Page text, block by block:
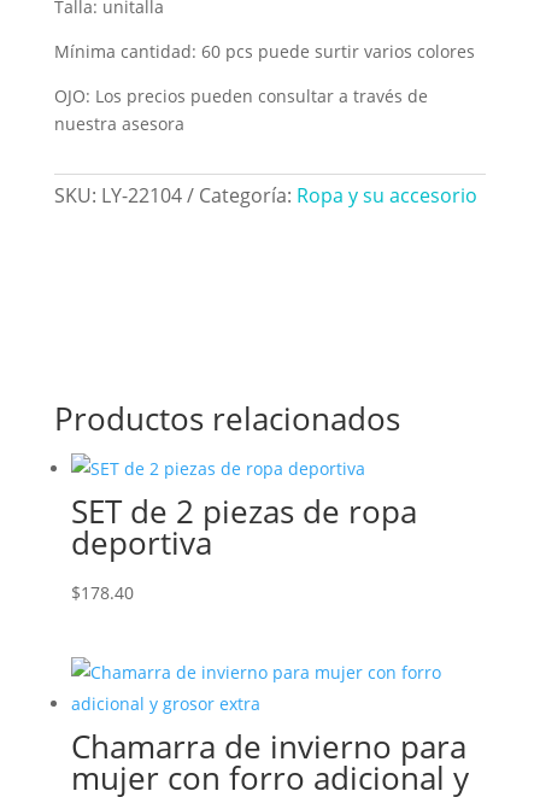
Talla: unitalla
Mínima cantidad: 60 pcs puede surtir varios colores
OJO: Los precios pueden consultar a través de
nuestra asesora
SKU: LY-22104 Categoría: Ropa y su accesorio
Productos relacionados
SET de 2 piezas de ropa
deportiva
$178.40
Chamarra de invierno para
mujer con forro adicional y